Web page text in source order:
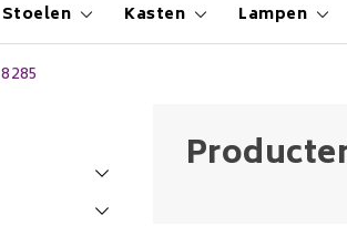
Stoelen Kasten Lampen
8285